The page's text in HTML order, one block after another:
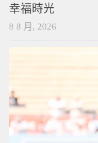
幸福時光
8 8 月, 2026